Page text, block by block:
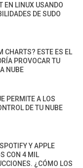
EN LINUX USANDO
DE SUDO
CHARTS? ESTE ES EL
PROVOCAR TU
NUBE
PERMITE A LOS
DE TU NUBE
Y APPLE
CON 4 MIL
¿CÓMO LOS